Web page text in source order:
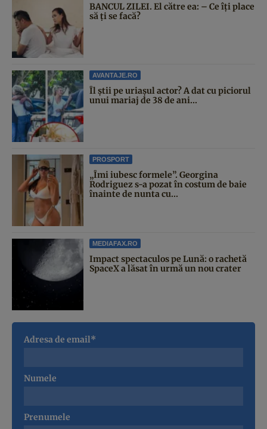
BANCUL ZILEI. El către ea: – Ce îți place
să ți se facă?
AVANTAJE.RO
Îl știi pe uriașul actor? A dat cu piciorul
unui mariaj de 38 de ani...
PROSPORT
„Îmi iubesc formele”. Georgina
Rodriguez s-a pozat în costum de baie
înainte de nunta cu...
MEDIAFAX.RO
Impact spectaculos pe Lună: o rachetă
SpaceX a lăsat în urmă un nou crater
Adresa de email*
Numele
Prenumele